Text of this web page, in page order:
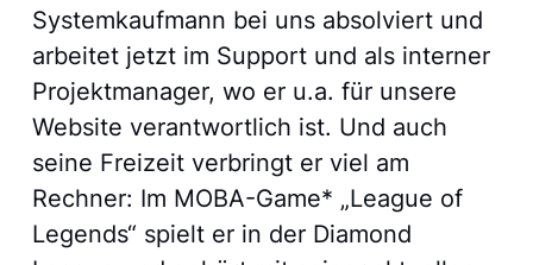
Systemkaufmann bei uns absolviert und
arbeitet jetzt im Support und als interner
Projektmanager, wo er u.a. für unsere
Website verantwortlich ist. Und auch
seine Freizeit verbringt er viel am
Rechner: Im MOBA-Game* „League of
Legends“ spielt er in der Diamond